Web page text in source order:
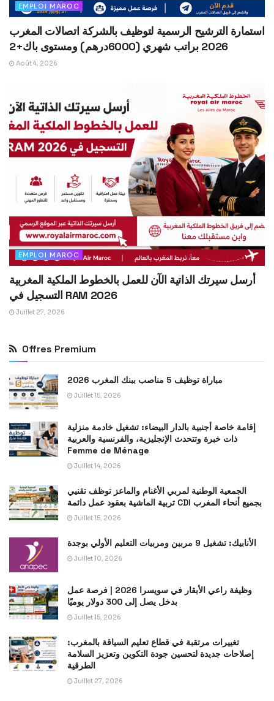
EMPLOI MAROC
استمارة الترشيح الرسمية لتوظيف بالشركة اتصالات المغرب
2026 براتب شهري (6000درهم) ومستوى باك+2
Août 4, 2026
EMPLOI MAROC
أرسل سيرتك الذاتية الآن للعمل بالخطوط الملكية المغربية
التسجيل في RAM 2026
Juillet 27, 2026
Offres Premium
مباراة توظيف 5 مناصب ببنك المغرب 2026
Juillet 15, 2026
إقامة خاصة أجنبية بالدار البيضاء: تشغيل خادمة منزلية
ذات خبرة وتتحدث الإنجليزية، والفرنسية والعربية
Femme de Ménage
Juillet 14, 2026
الجمعية الوطنية لمربي الأغنام والماعز توظف تقنيي
تربية الماشية بعقود عمل دائمة CDI بجميع أنحاء المغرب
Juillet 15, 2026
الأنابيك: تشغيل 9 مربين ومربيات التعليم الأولي بوجدة
Juillet 10, 2026
وظيفة راعي الأبقار في سويسرا 2026 | فرصة عمل
بدخل يصل إلى 300 دولار يوميًا
Juillet 15, 2026
تغييرات مرتقبة في قطاع تعليم السياقة بالمغرب:
إصلاحات جديدة لتحسين جودة التكوين وتعزيز السلامة
الطرقية
Juillet 27, 2026